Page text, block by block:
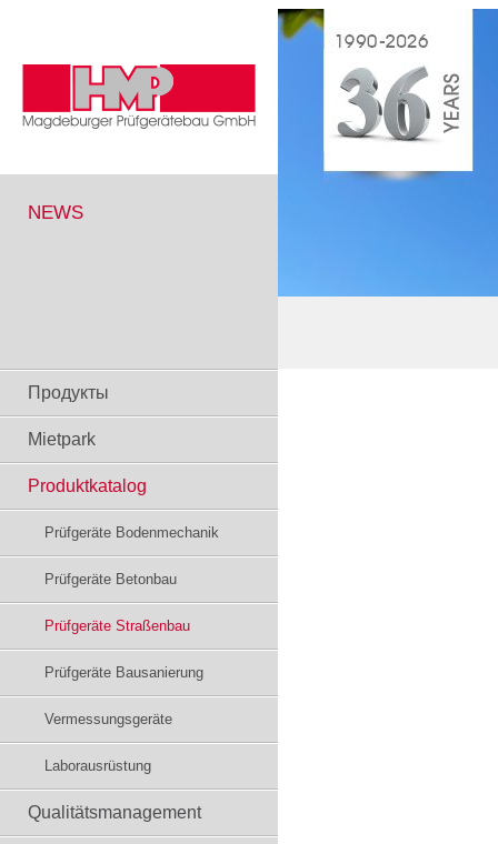
NEWS
Продукты
Mietpark
Produktkatalog
Prüfgeräte Bodenmechanik
Prüfgeräte Betonbau
Prüfgeräte Straßenbau
Prüfgeräte Bausanierung
Vermessungsgeräte
Laborausrüstung
Qualitätsmanagement